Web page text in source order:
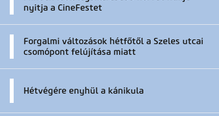
nyitja a CineFestet
Forgalmi változások hétfőtől a Szeles utcai
csomópont felújítása miatt
Hétvégére enyhül a kánikula